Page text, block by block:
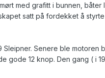
med grafitt i bunnen, båter
satt på fordekket å
Senere ble motoren
gode 12 knop. Den gang ( i